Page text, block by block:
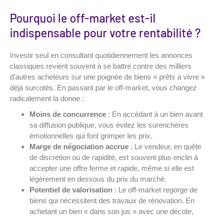
Pourquoi le off-market est-il
indispensable pour votre rentabilité ?
Investir seul en consultant quotidiennement les annonces
classiques revient souvent à se battre contre des milliers
d’autres acheteurs sur une poignée de biens « prêts à vivre »
déjà surcotés. En passant par le off-market, vous changez
radicalement la donne :
Moins de concurrence : En accédant à un bien avant
sa diffusion publique, vous évitez les surenchères
émotionnelles qui font grimper les prix.
Marge de négociation accrue : Le vendeur, en quête
de discrétion ou de rapidité, est souvent plus enclin à
accepter une offre ferme et rapide, même si elle est
légèrement en dessous du prix du marché.
Potentiel de valorisation : Le off-market regorge de
biens qui nécessitent des travaux de rénovation. En
achetant un bien « dans son jus » avec une décote,